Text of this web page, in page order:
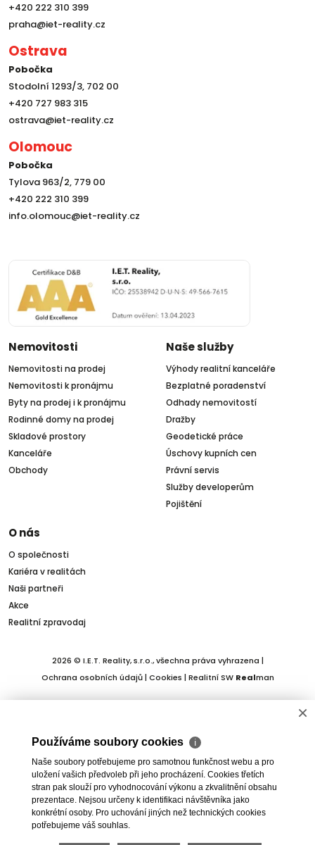
+420 222 310 399
praha@iet-reality.cz
Ostrava
Pobočka
Stodolní 1293/3, 702 00
+420 727 983 315
ostrava@iet-reality.cz
Olomouc
Pobočka
Tylova 963/2, 779 00
+420 222 310 399
info.olomouc@iet-reality.cz
Nemovitosti
Nemovitosti na prodej
Nemovitosti k pronájmu
Byty na prodej i k pronájmu
Rodinné domy na prodej
Skladové prostory
Kanceláře
Obchody
Naše služby
Výhody realitní kanceláře
Bezplatné poradenství
Odhady nemovitostí
Dražby
Geodetické práce
Úschovy kupních cen
Právní servis
Služby developerům
Pojištění
O nás
O společnosti
Kariéra v realitách
Naši partneři
Akce
Realitní zpravodaj
2026 © I.E.T. Reality, s.r.o., všechna práva vyhrazena |
Ochrana osobních údajů| Cookies | Realitní SW Realman
×
Používáme soubory cookies ℹ
Naše soubory potřebujeme pro samotnou funkčnost webu a pro
uložení vašich předvoleb při jeho procházení. Cookies třetích
stran pak slouží pro vyhodnocování výkonu a zkvalitnění obsahu
prezentace. Nejsou určeny k identifikaci návštěvníka jako
konkrétní osoby. Pro uchování jiných než technických cookies
potřebujeme váš souhlas.